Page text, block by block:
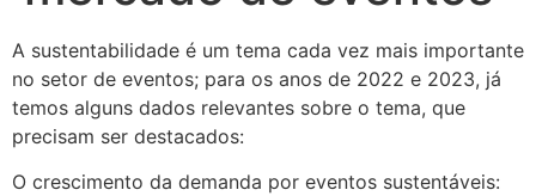
A sustentabilidade é um tema cada vez mais importante
no setor de eventos; para os anos de 2022 e 2023, já
temos alguns dados relevantes sobre o tema, que
precisam ser destacados:
O crescimento da demanda por eventos sustentáveis: